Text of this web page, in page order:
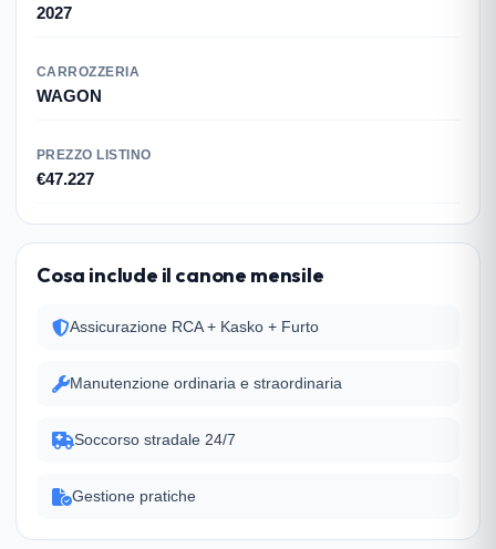
2027
CARROZZERIA
WAGON
PREZZO LISTINO
€47.227
Cosa include il canone mensile
Assicurazione RCA + Kasko + Furto
Manutenzione ordinaria e straordinaria
Soccorso stradale 24/7
Gestione pratiche